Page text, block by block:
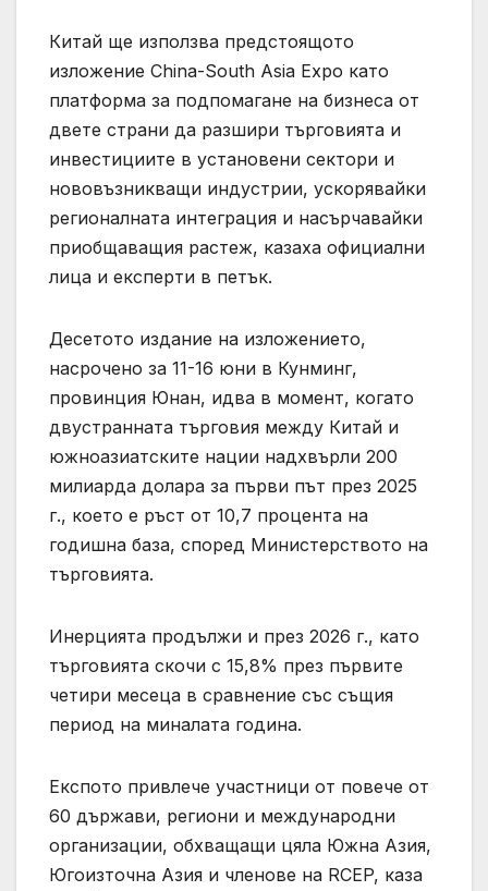
Китай ще използва предстоящото
изложение China-South Asia Expo като
платформа за подпомагане на бизнеса от
двете страни да разшири търговията и
инвестициите в установени сектори и
нововъзникващи индустрии, ускорявайки
регионалната интеграция и насърчавайки
приобщаващия растеж, казаха официални
лица и експерти в петък.
Десетото издание на изложението,
насрочено за 11-16 юни в Кунминг,
провинция Юнан, идва в момент, когато
двустранната търговия между Китай и
южноазиатските нации надхвърли 200
милиарда долара за първи път през 2025
г., което е ръст от 10,7 процента на
годишна база, според Министерството на
търговията.
Инерцията продължи и през 2026 г., като
търговията скочи с 15,8% през първите
четири месеца в сравнение със същия
период на миналата година.
Експото привлече участници от повече от
60 държави, региони и международни
организации, обхващащи цяла Южна Азия,
Югоизточна Азия и членове на RCEP, каза